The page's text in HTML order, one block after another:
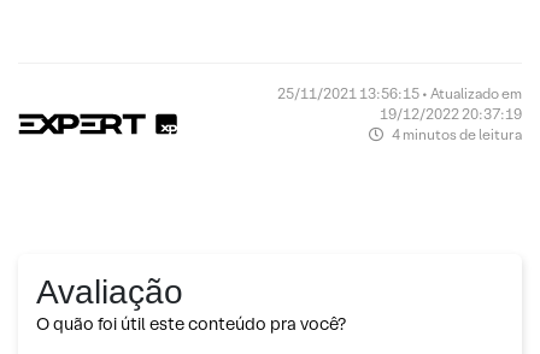
25/11/2021 13:56:15 • Atualizado em
19/12/2022 20:37:19
4 minutos de leitura
Avaliação
O quão foi útil este conteúdo pra você?